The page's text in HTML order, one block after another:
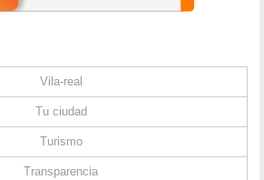
Vila-real
Tu ciudad
Turismo
Transparencia